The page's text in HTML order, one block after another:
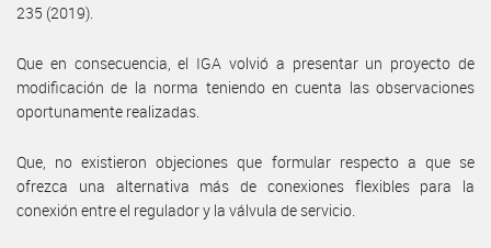
235 (2019).
Que en consecuencia, el IGA volvió a presentar un proyecto de
modificación de la norma teniendo en cuenta las observaciones
oportunamente realizadas.
Que, no existieron objeciones que formular respecto a que se
ofrezca una alternativa más de conexiones flexibles para la
conexión entre el regulador y la válvula de servicio.